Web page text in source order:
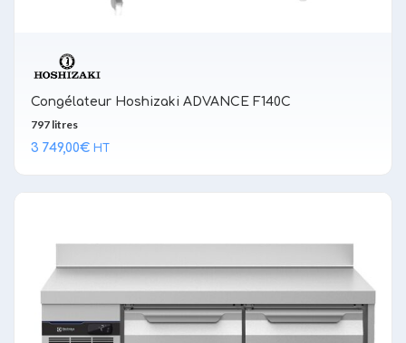
Congélateur Hoshizaki ADVANCE F140C
797 litres
3 749,00€ HT